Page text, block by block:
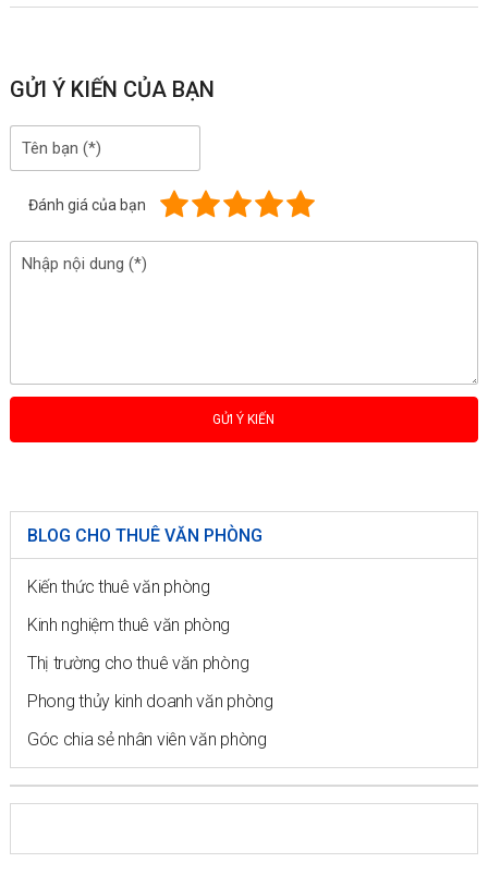
GỬI Ý KIẾN CỦA BẠN
Đánh giá của bạn
BLOG CHO THUÊ VĂN PHÒNG
Kiến thức thuê văn phòng
Kinh nghiệm thuê văn phòng
Thị trường cho thuê văn phòng
Phong thủy kinh doanh văn phòng
Góc chia sẻ nhân viên văn phòng